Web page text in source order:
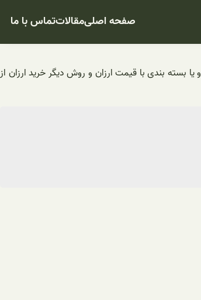
صفحه اصلیمقالاتتماس با ما
بسته بندی با قیمت ارزان و روش دیگر خرید ارزان از